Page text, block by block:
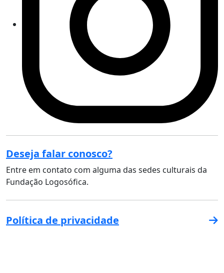
Deseja falar conosco?
Entre em contato com alguma das sedes culturais da
Fundação Logosófica.
Política de privacidade